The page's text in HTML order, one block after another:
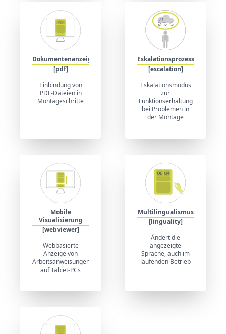
Dokumentenanzeige
[pdf]
Einbindung von
PDF-Dateien in
Montageschritte
Eskalationsprozess
[escalation]
Eskalationsmodus
zur
Funktionserhaltung
bei Problemen in
der Montage
Mobile
Visualisierung
[webviewer]
Webbasierte
Anzeige von
Arbeitsanweisungen
auf Tablet-PCs
Multilingualismus
[linguality]
Ändert die
angezeigte
Sprache, auch im
laufenden Betrieb